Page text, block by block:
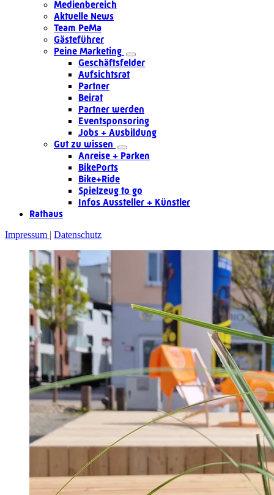
Medienbereich
Aktuelle News
Team PeMa
Gästeführer
Peine Marketing
Geschäftsfelder
Aufsichtsrat
Partner
Beirat
Partner werden
Eventsponsoring
Jobs + Ausbildung
Gut zu wissen
Anreise + Parken
BikePorts
Bike+Ride
Spielzeug to go
Infos Aussteller + Künstler
Rathaus
Impressum Datenschutz